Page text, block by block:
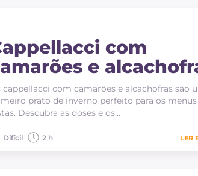
com
e
cappellacci com camarões e alcachofras são
prato de inverno perfeito para os menus
Descubra as doses e os…
Difícil 2 h LER